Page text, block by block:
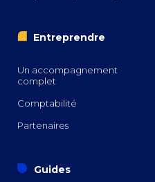
i Entreprendre
Un accompagnement
complet
Comptabilité
Partenaires
o Guides